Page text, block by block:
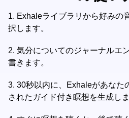
1. Exhaleライブラリから好みの
択します。
2. 気分についてのジャーナルエ
書きます。
3. 30秒以内に、Exhaleがあなた
されたガイド付き瞑想を生成しま